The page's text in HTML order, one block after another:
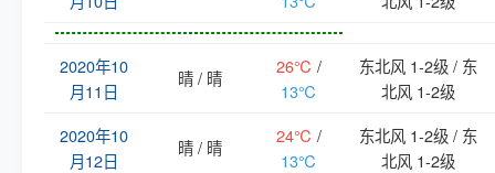
2020年10
月11日
晴 / 晴
26℃ /
13℃
东北风 1-2级 / 东
北风 1-2级
2020年10
月12日
晴 / 晴
24℃ /
13℃
东北风 1-2级 / 东
北风 1-2级